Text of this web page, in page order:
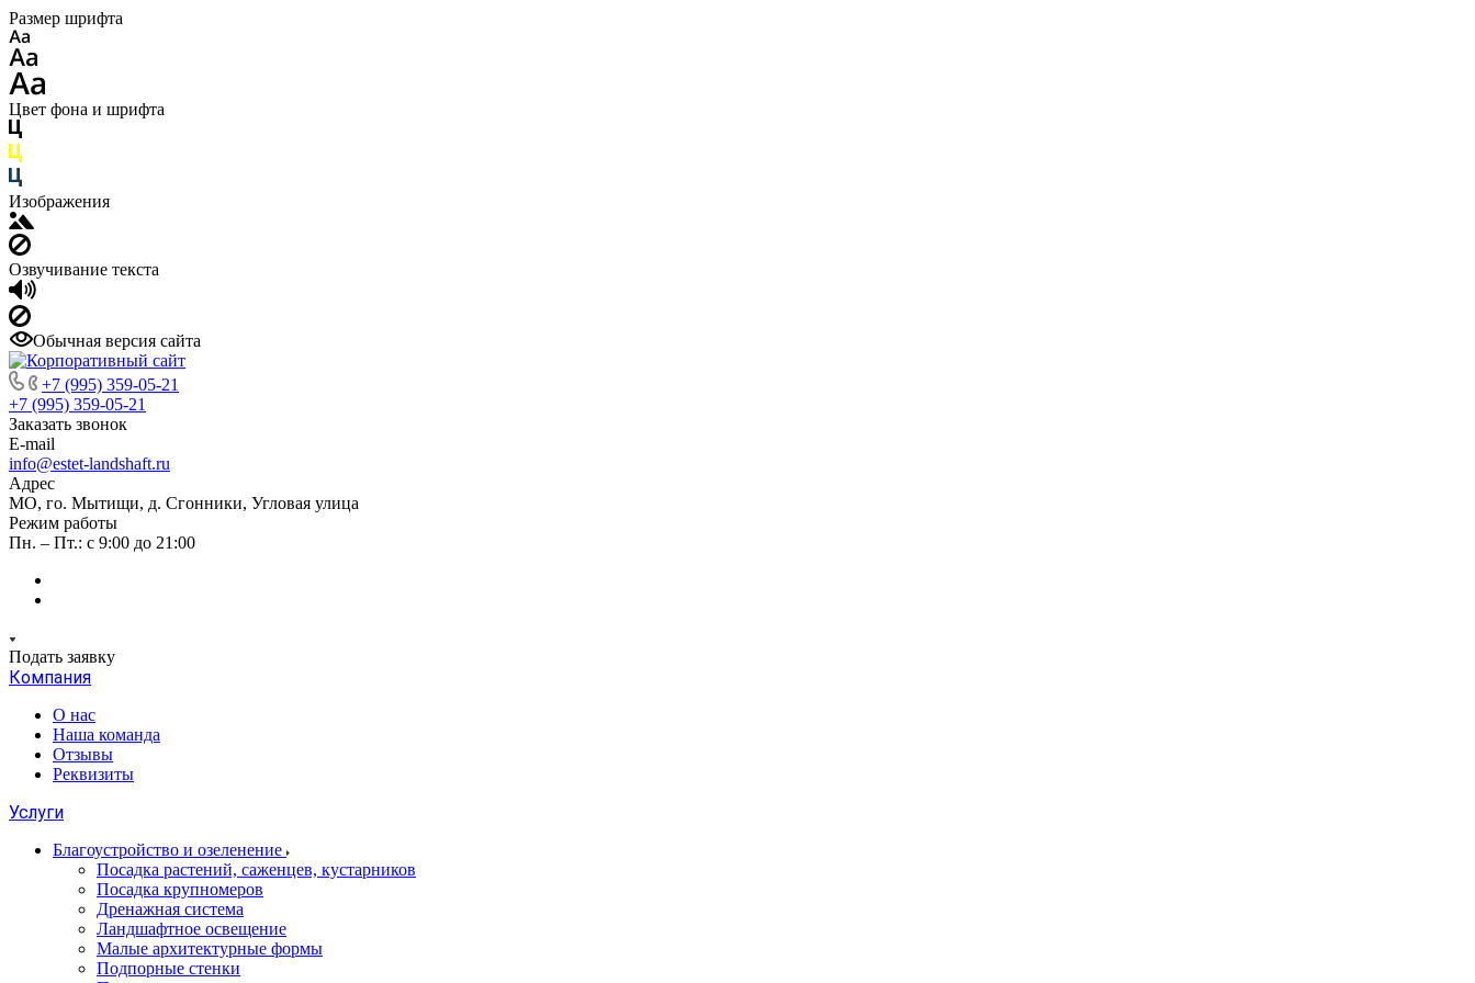
Размер шрифта
Цвет фона и шрифта
Изображения
Озвучивание текста
Обычная версия сайта
+7 (995) 359-05-21
+7 (995) 359-05-21
Заказать звонок
E-mail
info@estet-landshaft.ru
Адрес
МО, го. Мытищи, д. Сгонники, Угловая улица
Режим работы
Пн. – Пт.: с 9:00 до 21:00
Подать заявку
Компания
О нас
Наша команда
Отзывы
Реквизиты
Услуги
Благоустройство и озеленение
Посадка растений, саженцев, кустарников
Посадка крупномеров
Дренажная система
Ландшафтное освещение
Малые архитектурные формы
Подпорные стенки